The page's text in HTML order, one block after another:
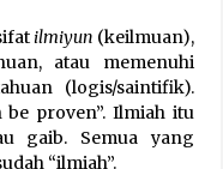
ilmiyun (keilmuan),
atau memenuhi
(logis/saintifik).
be proven”. Ilmiah itu
gaib. Semua yang
“ilmiah”.